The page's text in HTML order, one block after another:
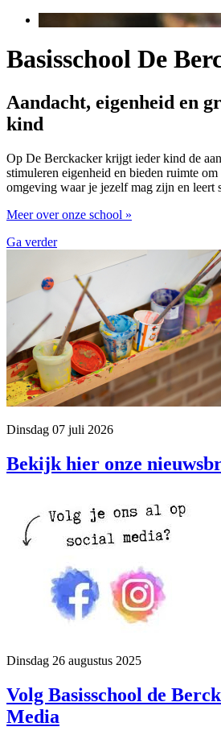
Basisschool De
Aandacht, eigenheid en
kind
Op De Berckacker krijgt ieder kind de
stimuleren eigenheid en bieden ruimte om
omgeving waar je jezelf mag zijn en leert
Meer over onze school »
Ga verder
Dinsdag 07 juli 2026
Bekijk hier onze
Dinsdag 26 augustus 2025
Volg Basisschool de
Media